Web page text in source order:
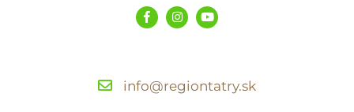
info@regiontatry.sk